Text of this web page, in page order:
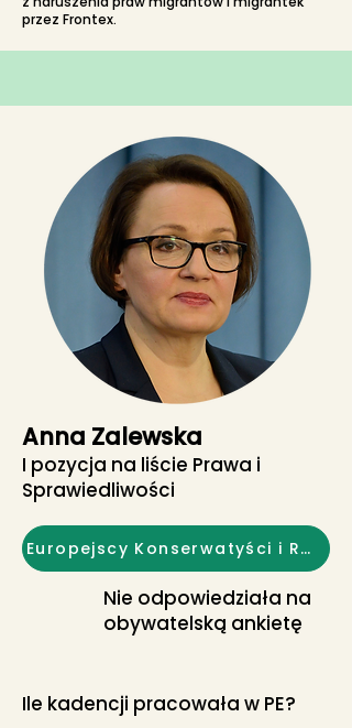
przez Frontex.
Anna Zalewska
I pozycja na liście Prawa i
Sprawiedliwości
Europejscy Konserwatyści i Reformatorzy
Nie odpowiedziała na
obywatelską ankietę
Ile kadencji pracowała w PE?